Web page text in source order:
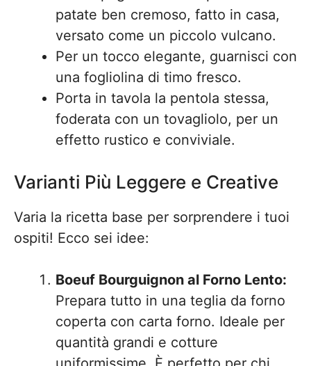
patate ben cremoso, fatto in casa,
versato come un piccolo vulcano.
Per un tocco elegante, guarnisci con
una fogliolina di timo fresco.
Porta in tavola la pentola stessa,
foderata con un tovagliolo, per un
effetto rustico e conviviale.
Varianti Più Leggere e Creative
Varia la ricetta base per sorprendere i tuoi
ospiti! Ecco sei idee:
Boeuf Bourguignon al Forno Lento:
Prepara tutto in una teglia da forno
coperta con carta forno. Ideale per
quantità grandi e cotture